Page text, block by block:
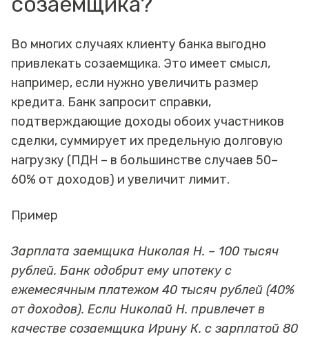
Во многих случаях клиенту банка выгодно
привлекать созаемщика. Это имеет смысл,
например, если нужно увеличить размер
кредита. Банк запросит справки,
подтверждающие доходы обоих участников
сделки, суммирует их предельную долговую
нагрузку (ПДН – в большинстве случаев 50–
60% от доходов) и увеличит лимит.
Пример
Зарплата заемщика Николая Н. – 100 тысяч
рублей. Банк одобрит ему ипотеку с
ежемесячным платежом 40 тысяч рублей (40%
от доходов). Если Николай Н. привлечет в
качестве созаемщика Ирину К. с зарплатой 80